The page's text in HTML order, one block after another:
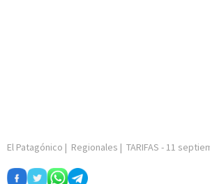
El Patagónico | Regionales | TARIFAS - 11